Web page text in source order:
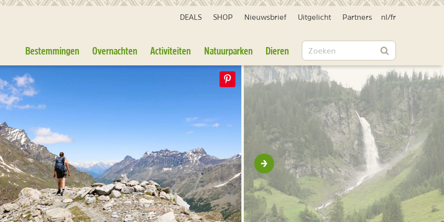
DEALS SHOP Nieuwsbrief Uitgelicht Partners nl /fr
Bestemmingen Overnachten Activiteiten Natuurparken Dieren Zoeken
Zoeken
Volgende